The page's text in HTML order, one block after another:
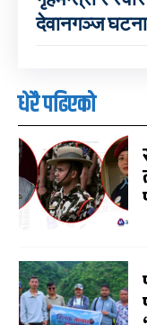
देवानगञ्ज
धेरै पढिएको